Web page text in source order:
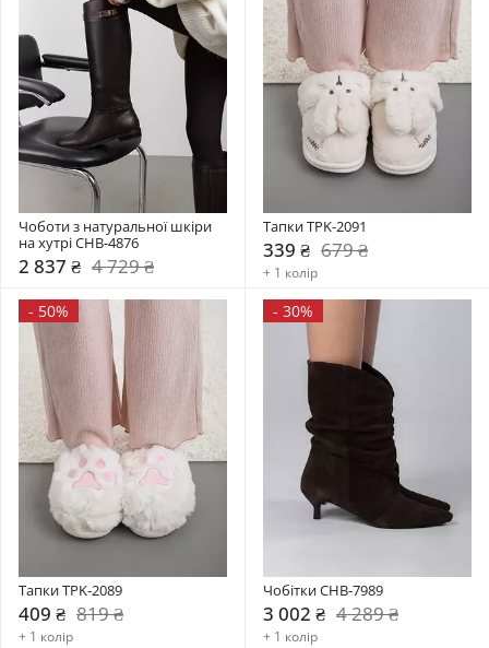
Чоботи з натуральної шкіри
на хутрі CHB-4876
2 837 ₴ 4 729 ₴
Тапки TPK-2091
339 ₴ 679 ₴
+ 1 колір
- 50%
Тапки TPK-2089
409 ₴ 819 ₴
+ 1 колір
- 30%
Чобітки CHB-7989
3 002 ₴ 4 289 ₴
+ 1 колір